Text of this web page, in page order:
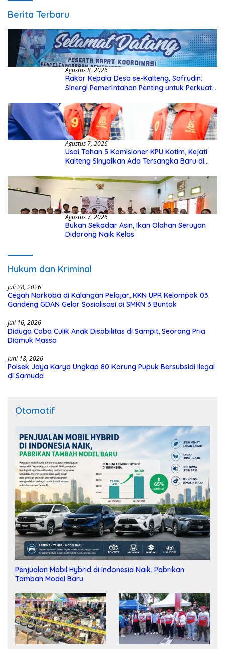
Berita Terbaru
Agustus 8, 2026
Rakor Kepala Desa se-Kalteng, Safrudin:
Sinergi Pemerintahan Penting untuk Perkuat
Agustus 7, 2026
Usai Tahan 5 Komisioner KPU Kotim, Kejati
Kalteng Sinyalkan Ada Tersangka Baru di
Agustus 7, 2026
Bukan Sekadar Asin, Ikan Olahan Seruyan
Didorong Naik Kelas
Hukum dan Kriminal
Juli 28, 2026
Cegah Narkoba di Kalangan Pelajar, KKN UPR Kelompok 03
Gandeng GDAN Gelar Sosialisasi di SMKN 3 Buntok
Juli 16, 2026
Diduga Coba Culik Anak Disabilitas di Sampit, Seorang Pria
Diamuk Massa
Juni 18, 2026
Polsek Jaya Karya Ungkap 80 Karung Pupuk Bersubsidi Ilegal
di Samuda
Otomotif
Penjualan Mobil Hybrid di Indonesia Naik, Pabrikan
Tambah Model Baru